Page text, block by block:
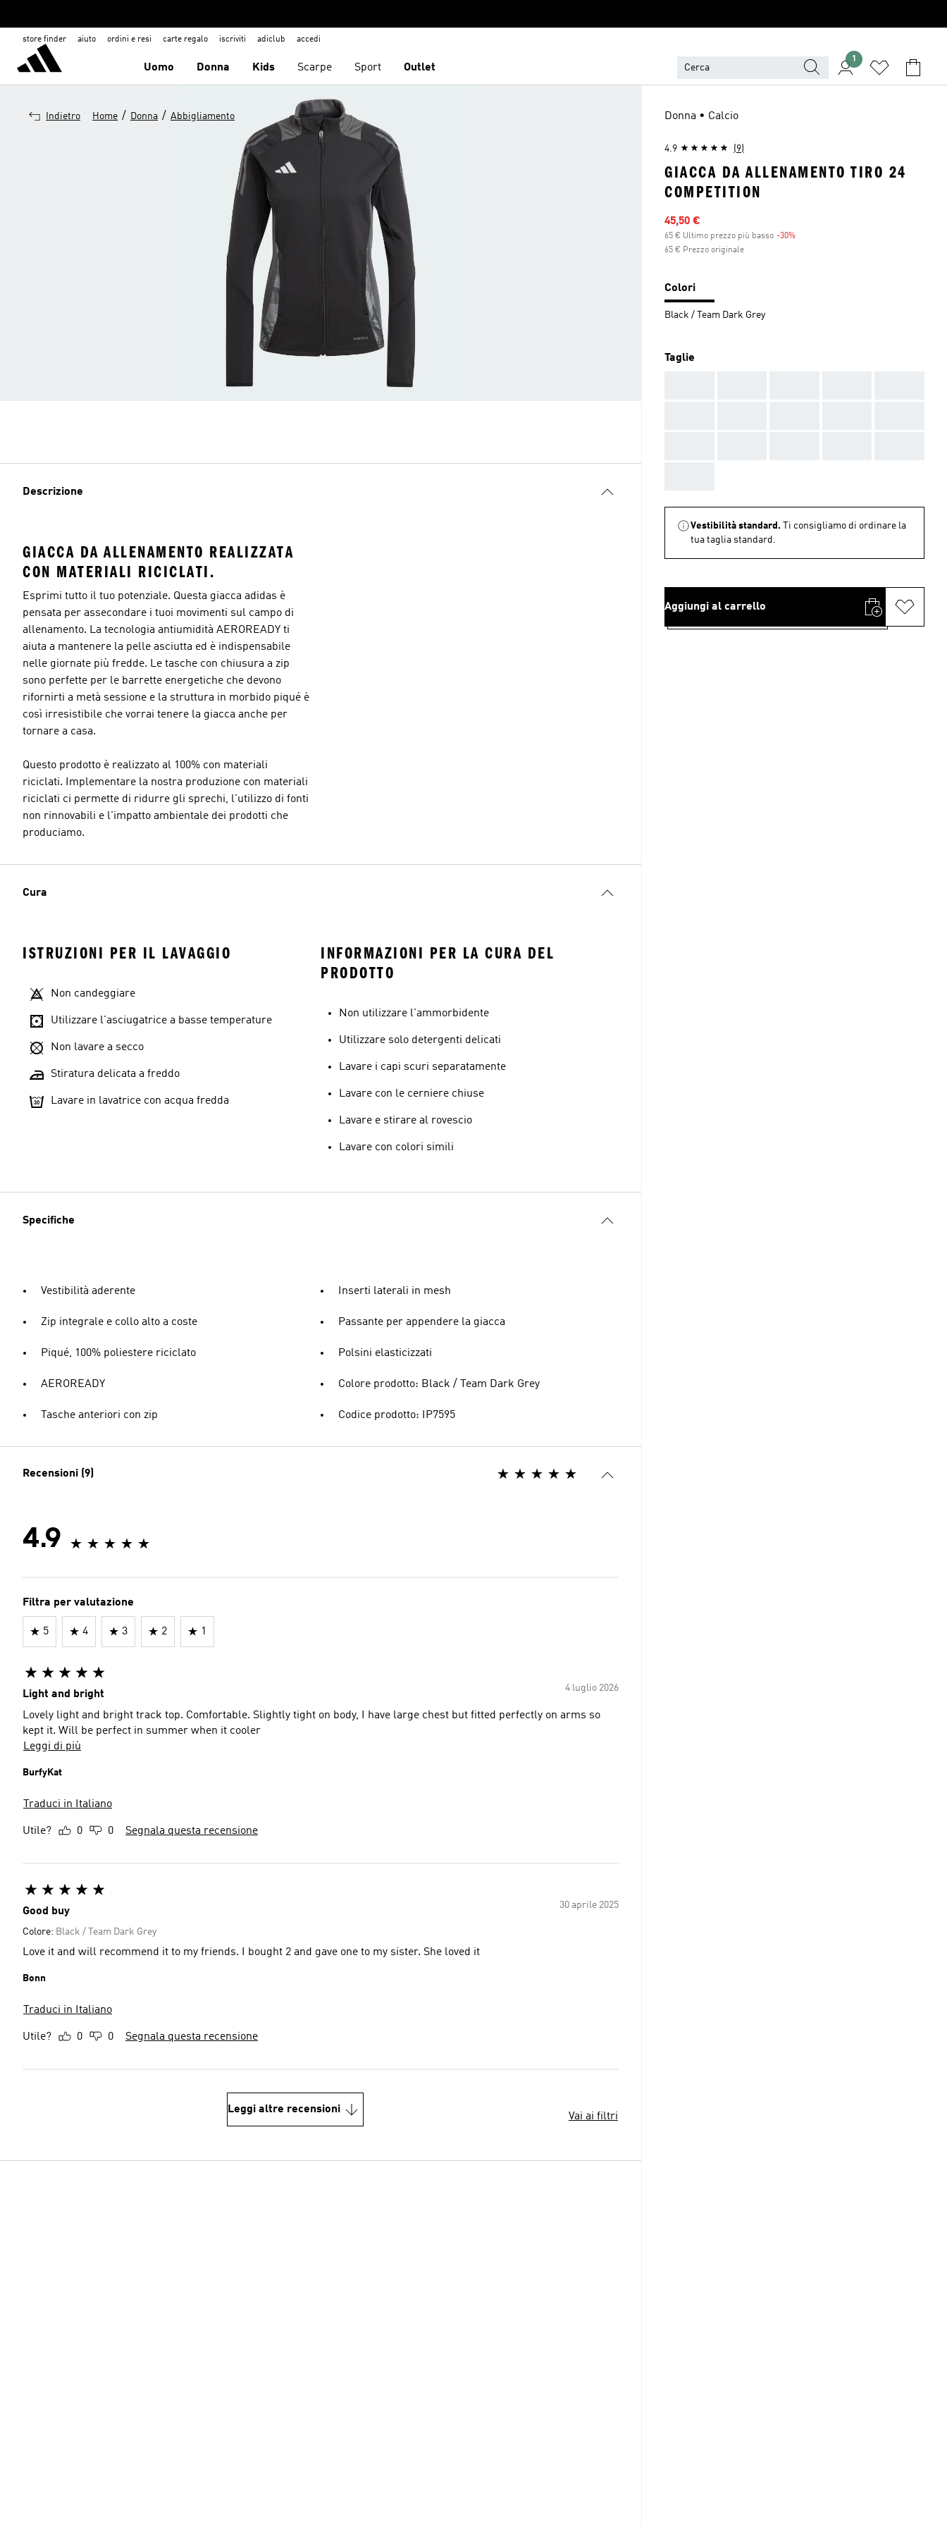
store finder aiuto ordini e resi carte regalo iscriviti adiclub accedi
Uomo Donna Kids Scarpe Sport Outlet
1
Indietro Home / Donna / Abbigliamento
Descrizione
GIACCA DA ALLENAMENTO REALIZZATA
CON MATERIALI RICICLATI.
Esprimi tutto il tuo potenziale. Questa giacca adidas è
pensata per assecondare i tuoi movimenti sul campo di
allenamento. La tecnologia antiumidità AEROREADY ti
aiuta a mantenere la pelle asciutta ed è indispensabile
nelle giornate più fredde. Le tasche con chiusura a zip
sono perfette per le barrette energetiche che devono
rifornirti a metà sessione e la struttura in morbido piqué è
così irresistibile che vorrai tenere la giacca anche per
tornare a casa.
Questo prodotto è realizzato al 100% con materiali
riciclati. Implementare la nostra produzione con materiali
riciclati ci permette di ridurre gli sprechi, l'utilizzo di fonti
non rinnovabili e l'impatto ambientale dei prodotti che
produciamo.
Cura
ISTRUZIONI PER IL LAVAGGIO
Non candeggiare
Utilizzare l'asciugatrice a basse temperature
Non lavare a secco
Stiratura delicata a freddo
Lavare in lavatrice con acqua fredda
INFORMAZIONI PER LA CURA DEL
PRODOTTO
Non utilizzare l'ammorbidente
Utilizzare solo detergenti delicati
Lavare i capi scuri separatamente
Lavare con le cerniere chiuse
Lavare e stirare al rovescio
Lavare con colori simili
Specifiche
Vestibilità aderente
Zip integrale e collo alto a coste
Piqué, 100% poliestere riciclato
AEROREADY
Tasche anteriori con zip
Inserti laterali in mesh
Passante per appendere la giacca
Polsini elasticizzati
Colore prodotto: Black / Team Dark Grey
Codice prodotto: IP7595
Recensioni (9)
4.9
Filtra per valutazione
5 4 3 2 1
4 luglio 2026
Light and bright
Lovely light and bright track top. Comfortable. Slightly tight on body, I have large chest but fitted perfectly on arms so
kept it. Will be perfect in summer when it cooler
Leggi di più
BurfyKat
Traduci in Italiano
Utile? 0 0 Segnala questa recensione
30 aprile 2025
Good buy
Colore: Black / Team Dark Grey
Love it and will recommend it to my friends. I bought 2 and gave one to my sister. She loved it
Bonn
Traduci in Italiano
Utile? 0 0 Segnala questa recensione
Leggi altre recensioni
Vai ai filtri
Donna • Calcio
4.9 (9)
GIACCA DA ALLENAMENTO TIRO 24
COMPETITION
Prezzo scontato
45,50 €
65 € Ultimo prezzo più basso -30%
65 € Prezzo originale
Colori
Black / Team Dark Grey
Taglie
Vestibilità standard.
Ti consigliamo di ordinare la
tua taglia standard.
Aggiungi al carrello